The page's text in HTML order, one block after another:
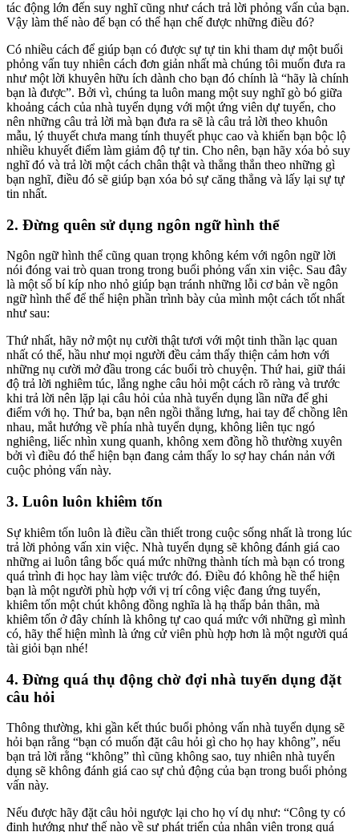
tác động lớn đến suy nghĩ cũng như cách trả lời phỏng vấn của bạn.
Vậy làm thế nào để bạn có thể hạn chế được những điều đó?
Có nhiều cách để giúp bạn có được sự tự tin khi tham dự một buổi
phỏng vấn tuy nhiên cách đơn giản nhất mà chúng tôi muốn đưa ra
như một lời khuyên hữu ích dành cho bạn đó chính là “hãy là chính
bạn là được”. Bởi vì, chúng ta luôn mang một suy nghĩ gò bó giữa
khoảng cách của nhà tuyển dụng với một ứng viên dự tuyển, cho
nên những câu trả lời mà bạn đưa ra sẽ là câu trả lời theo khuôn
mẫu, lý thuyết chưa mang tính thuyết phục cao và khiến bạn bộc lộ
nhiều khuyết điểm làm giảm độ tự tin. Cho nên, bạn hãy xóa bỏ suy
nghĩ đó và trả lời một cách chân thật và thẳng thắn theo những gì
bạn nghĩ, điều đó sẽ giúp bạn xóa bỏ sự căng thẳng và lấy lại sự tự
tin nhất.
2. Đừng quên sử dụng ngôn ngữ hình thể
Ngôn ngữ hình thể cũng quan trọng không kém với ngôn ngữ lời
nói đóng vai trò quan trong trong buổi phỏng vấn xin việc. Sau đây
là một số bí kíp nho nhỏ giúp bạn tránh những lỗi cơ bản về ngôn
ngữ hình thể để thể hiện phần trình bày của mình một cách tốt nhất
như sau:
Thứ nhất, hãy nở một nụ cười thật tươi với một tinh thần lạc quan
nhất có thể, hầu như mọi người đều cảm thấy thiện cảm hơn với
những nụ cười mở đầu trong các buổi trò chuyện. Thứ hai, giữ thái
độ trả lời nghiêm túc, lắng nghe câu hỏi một cách rõ ràng và trước
khi trả lời nên lặp lại câu hỏi của nhà tuyển dụng lần nữa để ghi
điểm với họ. Thứ ba, bạn nên ngồi thẳng lưng, hai tay để chồng lên
nhau, mắt hướng về phía nhà tuyển dụng, không liên tục ngó
nghiêng, liếc nhìn xung quanh, không xem đồng hồ thường xuyên
bởi vì điều đó thể hiện bạn đang cảm thấy lo sợ hay chán nản với
cuộc phỏng vấn này.
3. Luôn luôn khiêm tốn
Sự khiêm tốn luôn là điều cần thiết trong cuộc sống nhất là trong lúc
trả lời phỏng vấn xin việc. Nhà tuyển dụng sẽ không đánh giá cao
những ai luôn tâng bốc quá mức những thành tích mà bạn có trong
quá trình đi học hay làm việc trước đó. Điều đó không hề thể hiện
bạn là một người phù hợp với vị trí công việc đang ứng tuyển,
khiêm tốn một chút không đồng nghĩa là hạ thấp bản thân, mà
khiêm tốn ở đây chính là không tự cao quá mức với những gì mình
có, hãy thể hiện mình là ứng cử viên phù hợp hơn là một người quá
tài giỏi bạn nhé!
4. Đừng quá thụ động chờ đợi nhà tuyển dụng đặt
câu hỏi
Thông thường, khi gần kết thúc buổi phỏng vấn nhà tuyển dụng sẽ
hỏi bạn rằng “bạn có muốn đặt câu hỏi gì cho họ hay không”, nếu
bạn trả lời rằng “không” thì cũng không sao, tuy nhiên nhà tuyển
dụng sẽ không đánh giá cao sự chủ động của bạn trong buổi phỏng
vấn này.
Nếu được hãy đặt câu hỏi ngược lại cho họ ví dụ như: “Công ty có
định hướng như thế nào về sự phát triển của nhân viên trong quá